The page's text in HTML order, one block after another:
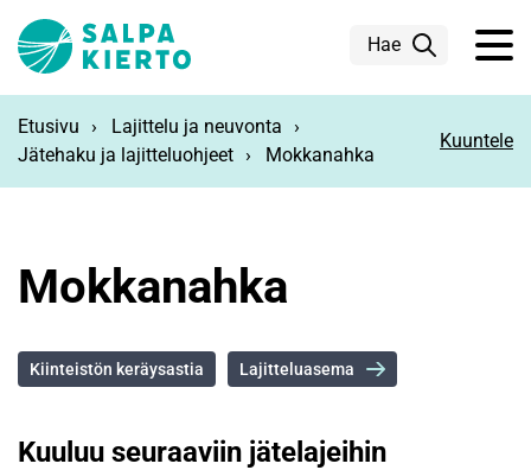
Hae
Etusivu
Lajittelu ja neuvonta
Jätehaku ja lajitteluohjeet
Mokkanahka
Kuuntele
Mokkanahka
Kiinteistön keräysastia Lajitteluasema
Kuuluu seuraaviin jätelajeihin